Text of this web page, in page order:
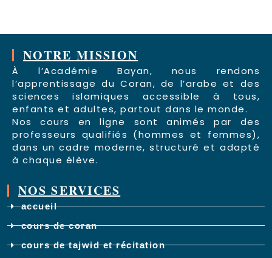
NOTRE MISSION
À l’Académie Bayan, nous rendons
l’apprentissage du Coran, de l’arabe et des
sciences islamiques accessible à tous,
enfants et adultes, partout dans le monde.
Nos cours en ligne sont animés par des
professeurs qualifiés (hommes et femmes),
dans un cadre moderne, structuré et adapté
à chaque élève.
NOS SERVICES
accueil
cours de coran
cours de tajwid et récitation